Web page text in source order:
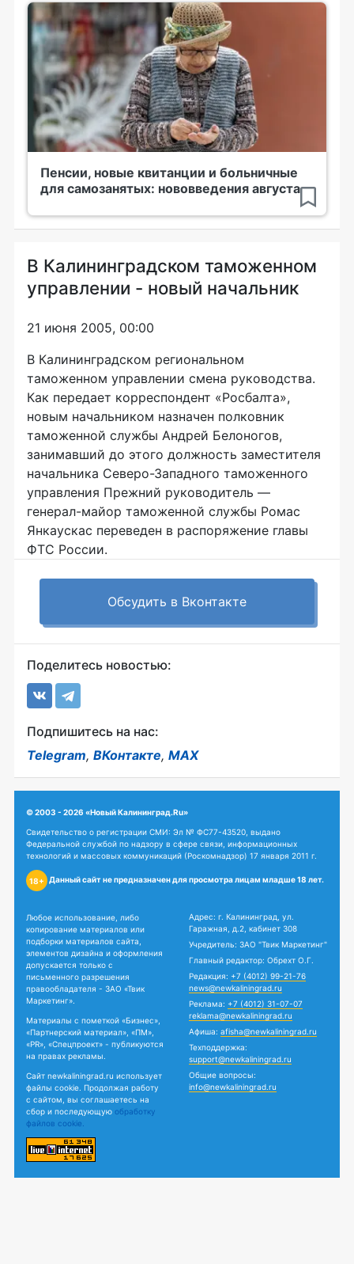
Пенсии, новые квитанции и больничные
для самозанятых: нововведения августа
В Калининградском таможенном
управлении - новый начальник
21 июня 2005, 00:00
В Калининградском региональном
таможенном управлении смена руководства.
Как передает корреспондент «Росбалта»,
новым начальником назначен полковник
таможенной службы Андрей Белоногов,
занимавший до этого должность заместителя
начальника Северо-Западного таможенного
управления Прежний руководитель —
генерал-майор таможенной службы Ромас
Янкаускас переведен в распоряжение главы
ФТС России.
Обсудить в Вконтакте
Поделитесь новостью:
Подпишитесь на нас:
Telegram, ВКонтакте, MAX
© 2003 - 2026 «Новый Калининград.Ru»
Свидетельство о регистрации СМИ: Эл № ФС77-43520, выдано
Федеральной службой по надзору в сфере связи, информационных
технологий и массовых коммуникаций (Роскомнадзор) 17 января 2011 г.
18+ Данный сайт не предназначен для просмотра лицам младше 18 лет.
Любое использование, либо
копирование материалов или
подборки материалов сайта,
элементов дизайна и оформления
допускается только с
письменного разрешения
правообладателя - ЗАО «Твик
Маркетинг».
Материалы с пометкой «Бизнес»,
«Партнерский материал», «ПМ»,
«PR», «Спецпроект» - публикуются
на правах рекламы.
Сайт newkaliningrad.ru использует
файлы cookie. Продолжая работу
с сайтом, вы соглашаетесь на
сбор и последующую обработку
файлов cookie.
Адрес: г. Калининград, ул.
Гаражная, д.2, кабинет 308
Учредитель: ЗАО "Твик Маркетинг"
Главный редактор: Обрехт О.Г.
Редакция: +7 (4012) 99-21-76
news@newkaliningrad.ru
Реклама: +7 (4012) 31-07-07
reklama@newkaliningrad.ru
Афиша: afisha@newkaliningrad.ru
Техподдержка:
support@newkaliningrad.ru
Общие вопросы:
info@newkaliningrad.ru